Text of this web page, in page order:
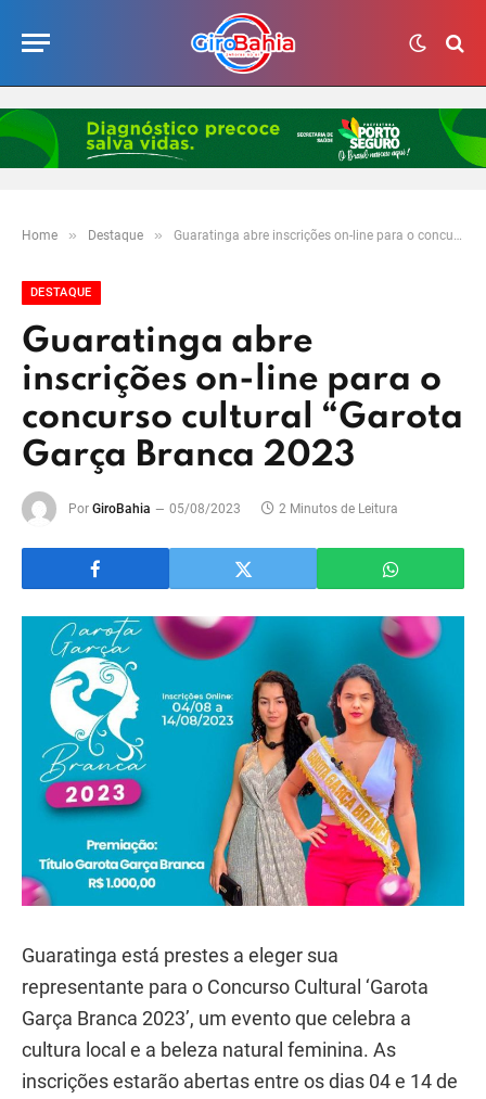
Home » Destaque » Guaratinga abre inscrições on-line para o concurso cultural “Garota Garça Branca 2023
DESTAQUE
Guaratinga abre
inscrições on-line para o
concurso cultural “Garota
Garça Branca 2023
Por GiroBahia 05/08/2023 2 Minutos de Leitura
Guaratinga está prestes a eleger sua
representante para o Concurso Cultural ‘Garota
Garça Branca 2023’, um evento que celebra a
cultura local e a beleza natural feminina. As
inscrições estarão abertas entre os dias 04 e 14 de